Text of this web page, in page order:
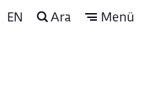
EN Ara Menü